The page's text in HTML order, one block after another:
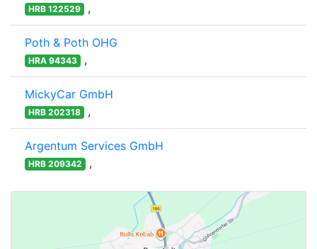
HRB 122529 ,
Poth & Poth OHG
HRA 94343 ,
MickyCar GmbH
HRB 202318 ,
Argentum Services GmbH
HRB 209342 ,